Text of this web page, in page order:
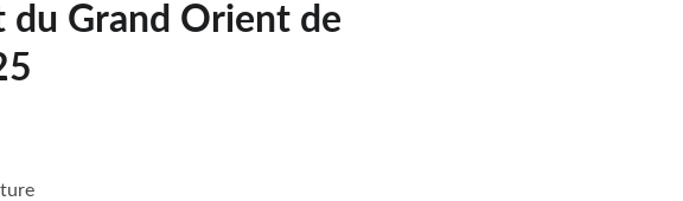
du Grand Orient de